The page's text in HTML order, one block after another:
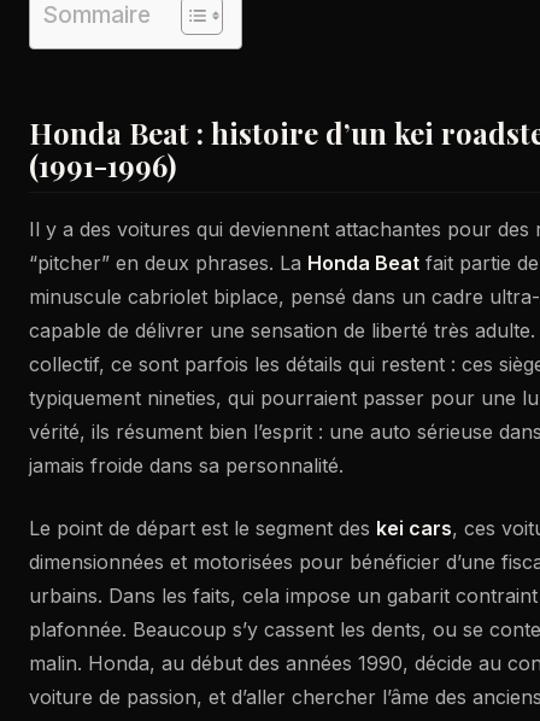
Sommaire
Honda Beat : histoire d’un kei
(1991-1996)
Il y a des voitures qui deviennent attachantes pour des
“pitcher” en deux phrases. La Honda Beat fait partie
minuscule cabriolet biplace, pensé dans un cadre
capable de délivrer une sensation de liberté très adulte.
collectif, ce sont parfois les détails qui restent : ces
typiquement nineties, qui pourraient passer pour une
vérité, ils résument bien l’esprit : une auto sérieuse
jamais froide dans sa personnalité.
Le point de départ est le segment des kei cars, ces
dimensionnées et motorisées pour bénéficier d’une
urbains. Dans les faits, cela impose un gabarit
plafonnée. Beaucoup s’y cassent les dents, ou se
malin. Honda, au début des années 1990, décide au
voiture de passion, et d’aller chercher l’âme des